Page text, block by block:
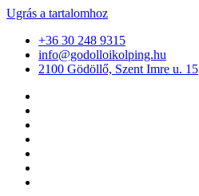
Ugrás a tartalomhoz
+36 30 248 9315
info@godolloikolping.hu
2100 Gödöllő, Szent Imre u. 15